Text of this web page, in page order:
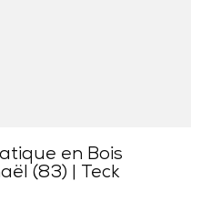
en Bois
(83) | Teck